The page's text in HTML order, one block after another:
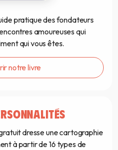
pratique des fondateurs
amoureuses qui
qui vous êtes.
notre livre
dresse une cartographie
à partir de 16 types de